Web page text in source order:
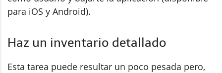
para iOS y Android).
Haz un inventario detallado
Esta tarea puede resultar un poco pesada pero,